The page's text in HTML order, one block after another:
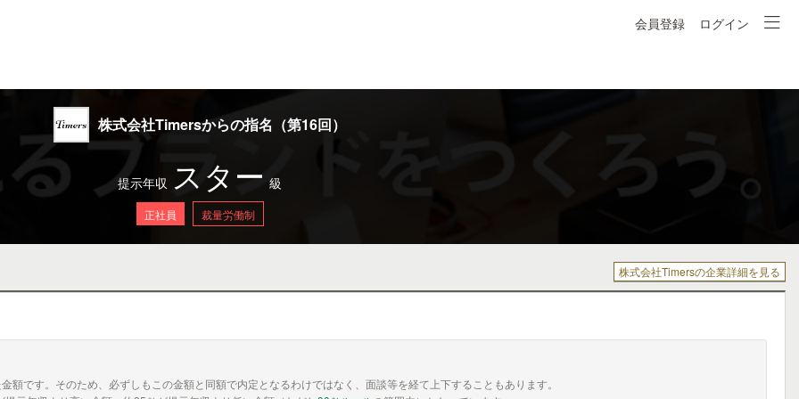
会員登録 ログイン
株式会社Timersからの指名（第16回）
提示年収 スター 級
正社員 裁量労働制
株式会社Timersの企業詳細を見る
です。そのため、必ずしもこの金額と同額で内定となるわけではなく、面談等を経て上下することもあります。